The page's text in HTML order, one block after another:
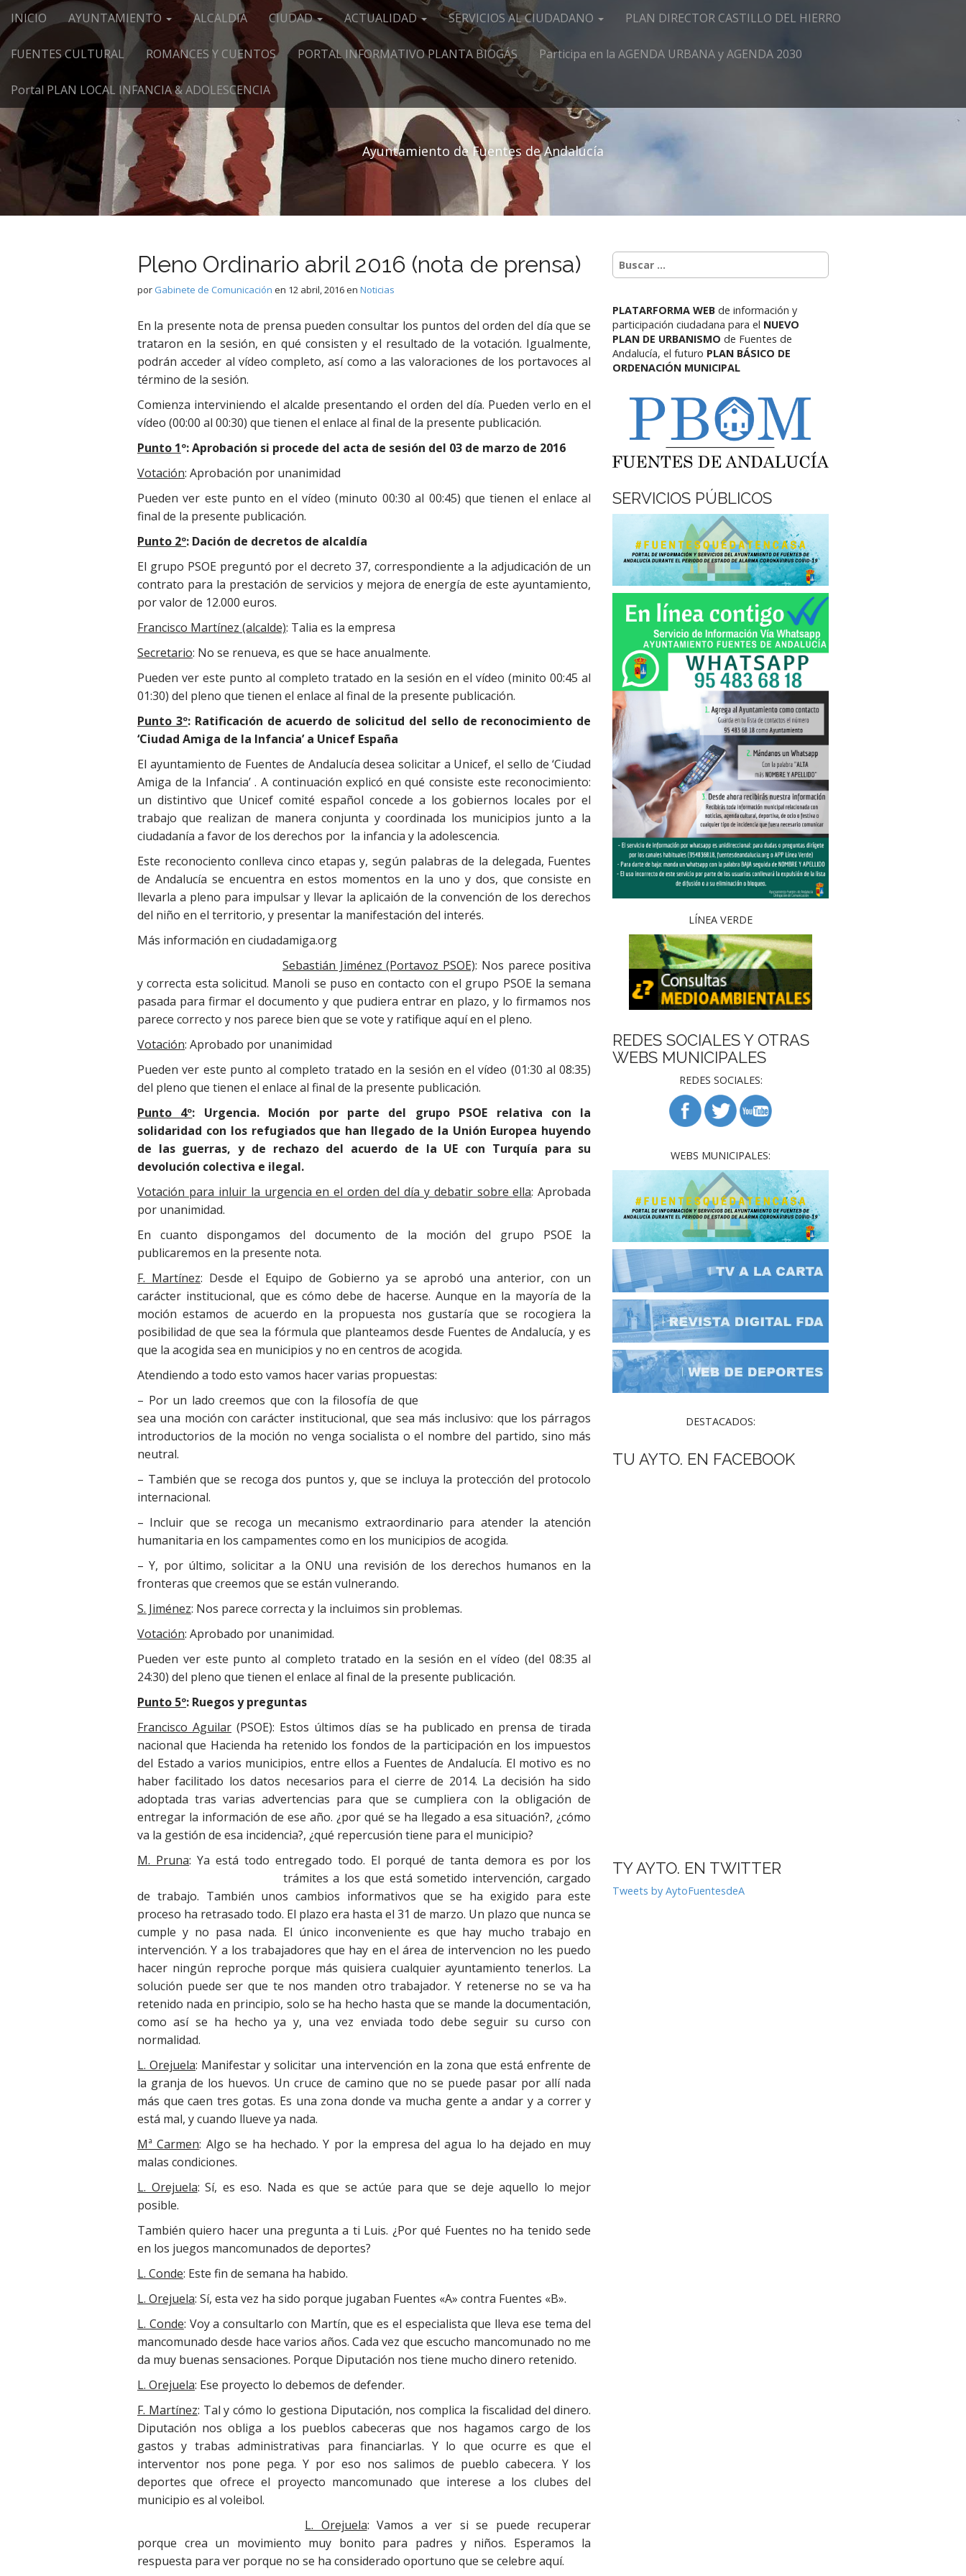
Menú principal
Saltar al contenido
INICIO AYUNTAMIENTO ALCALDIA CIUDAD ACTUALIDAD SERVICIOS AL CIUDADANO PLAN DIRECTOR CASTILLO DEL HIERRO
FUENTES CULTURAL ROMANCES Y CUENTOS PORTAL INFORMATIVO PLANTA BIOGÁS Participa en la AGENDA URBANA y AGENDA 2030
Portal PLAN LOCAL INFANCIA & ADOLESCENCIA
Ayuntamiento de Fuentes de Andalucía
Pleno Ordinario abril 2016 (nota de prensa)
por Gabinete de Comunicación en 12 abril, 2016en Noticias
En la presente nota de prensa pueden consultar los puntos del orden del día que se
trataron en la sesión, en qué consisten y el resultado de la votación. Igualmente,
podrán acceder al vídeo completo, así como a las valoraciones de los portavoces al
término de la sesión.
Comienza interviniendo el alcalde presentando el orden del día. Pueden verlo en el
vídeo (00:00 al 00:30) que tienen el enlace al final de la presente publicación.
Punto 1º: Aprobación si procede del acta de sesión del 03 de marzo de 2016
Votación: Aprobación por unanimidad
Pueden ver este punto en el vídeo (minuto 00:30 al 00:45) que tienen el enlace al
final de la presente publicación.
Punto 2º: Dación de decretos de alcaldía
El grupo PSOE preguntó por el decreto 37, correspondiente a la adjudicación de un
contrato para la prestación de servicios y mejora de energía de este ayuntamiento,
por valor de 12.000 euros.
Francisco Martínez (alcalde): Talia es la empresa
Secretario: No se renueva, es que se hace anualmente.
Pueden ver este punto al completo tratado en la sesión en el vídeo (minito 00:45 al
01:30) del pleno que tienen el enlace al final de la presente publicación.
Punto 3º: Ratificación de acuerdo de solicitud del sello de reconocimiento de
‘Ciudad Amiga de la Infancia’ a Unicef España
El ayuntamiento de Fuentes de Andalucía desea solicitar a Unicef, el sello de ‘Ciudad
Amiga de la Infancia’ . A continuación explicó en qué consiste este reconocimiento:
un distintivo que Unicef comité español concede a los gobiernos locales por el
trabajo que realizan de manera conjunta y coordinada los municipios junto a la
ciudadanía a favor de los derechos por la infancia y la adolescencia.
Este reconociento conlleva cinco etapas y, según palabras de la delegada, Fuentes
de Andalucía se encuentra en estos momentos en la uno y dos, que consiste en
llevarla a pleno para impulsar y llevar la aplicaión de la convención de los derechos
del niño en el territorio, y presentar la manifestación del interés.
Más información en ciudadamiga.org
Sebastián Jiménez (Portavoz PSOE): Nos parece positiva
y correcta esta solicitud. Manoli se puso en contacto con el grupo PSOE la semana
pasada para firmar el documento y que pudiera entrar en plazo, y lo firmamos nos
parece correcto y nos parece bien que se vote y ratifique aquí en el pleno.
Votación: Aprobado por unanimidad
Pueden ver este punto al completo tratado en la sesión en el vídeo (01:30 al 08:35)
del pleno que tienen el enlace al final de la presente publicación.
Punto 4º: Urgencia. Moción por parte del grupo PSOE relativa con la
solidaridad con los refugiados que han llegado de la Unión Europea huyendo
de las guerras, y de rechazo del acuerdo de la UE con Turquía para su
devolución colectiva e ilegal.
Votación para inluir la urgencia en el orden del día y debatir sobre ella: Aprobada
por unanimidad.
En cuanto dispongamos del documento de la moción del grupo PSOE la
publicaremos en la presente nota.
F. Martínez: Desde el Equipo de Gobierno ya se aprobó una anterior, con un
carácter institucional, que es cómo debe de hacerse. Aunque en la mayoría de la
moción estamos de acuerdo en la propuesta nos gustaría que se rocogiera la
posibilidad de que sea la fórmula que planteamos desde Fuentes de Andalucía, y es
que la acogida sea en municipios y no en centros de acogida.
Atendiendo a todo esto vamos hacer varias propuestas:
– Por un lado creemos que con la filosofía de que
sea una moción con carácter institucional, que sea más inclusivo: que los párragos
introductorios de la moción no venga socialista o el nombre del partido, sino más
neutral.
– También que se recoga dos puntos y, que se incluya la protección del protocolo
internacional.
– Incluir que se recoga un mecanismo extraordinario para atender la atención
humanitaria en los campamentes como en los municipios de acogida.
– Y, por último, solicitar a la ONU una revisión de los derechos humanos en la
fronteras que creemos que se están vulnerando.
S. Jiménez: Nos parece correcta y la incluimos sin problemas.
Votación: Aprobado por unanimidad.
Pueden ver este punto al completo tratado en la sesión en el vídeo (del 08:35 al
24:30) del pleno que tienen el enlace al final de la presente publicación.
Punto 5º: Ruegos y preguntas
Francisco Aguilar (PSOE): Estos últimos días se ha publicado en prensa de tirada
nacional que Hacienda ha retenido los fondos de la participación en los impuestos
del Estado a varios municipios, entre ellos a Fuentes de Andalucía. El motivo es no
haber facilitado los datos necesarios para el cierre de 2014. La decisión ha sido
adoptada tras varias advertencias para que se cumpliera con la obligación de
entregar la información de ese año. ¿por qué se ha llegado a esa situación?, ¿cómo
va la gestión de esa incidencia?, ¿qué repercusión tiene para el municipio?
M. Pruna: Ya está todo entregado todo. El porqué de tanta demora es por los
trámites a los que está sometido intervención, cargado
de trabajo. También unos cambios informativos que se ha exigido para este
proceso ha retrasado todo. El plazo era hasta el 31 de marzo. Un plazo que nunca se
cumple y no pasa nada. El único inconveniente es que hay mucho trabajo en
intervención. Y a los trabajadores que hay en el área de intervencion no les puedo
hacer ningún reproche porque más quisiera cualquier ayuntamiento tenerlos. La
solución puede ser que te nos manden otro trabajador. Y retenerse no se va ha
retenido nada en principio, solo se ha hecho hasta que se mande la documentación,
como así se ha hecho ya y, una vez enviada todo debe seguir su curso con
normalidad.
L. Orejuela: Manifestar y solicitar una intervención en la zona que está enfrente de
la granja de los huevos. Un cruce de camino que no se puede pasar por allí nada
más que caen tres gotas. Es una zona donde va mucha gente a andar y a correr y
está mal, y cuando llueve ya nada.
Mª Carmen: Algo se ha hechado. Y por la empresa del agua lo ha dejado en muy
malas condiciones.
L. Orejuela: Sí, es eso. Nada es que se actúe para que se deje aquello lo mejor
posible.
También quiero hacer una pregunta a ti Luis. ¿Por qué Fuentes no ha tenido sede
en los juegos mancomunados de deportes?
L. Conde: Este fin de semana ha habido.
L. Orejuela: Sí, esta vez ha sido porque jugaban Fuentes «A» contra Fuentes «B».
L. Conde: Voy a consultarlo con Martín, que es el especialista que lleva ese tema del
mancomunado desde hace varios años. Cada vez que escucho mancomunado no me
da muy buenas sensaciones. Porque Diputación nos tiene mucho dinero retenido.
L. Orejuela: Ese proyecto lo debemos de defender.
F. Martínez: Tal y cómo lo gestiona Diputación, nos complica la fiscalidad del dinero.
Diputación nos obliga a los pueblos cabeceras que nos hagamos cargo de los
gastos y trabas administrativas para financiarlas. Y lo que ocurre es que el
interventor nos pone pega. Y por eso nos salimos de pueblo cabecera. Y los
deportes que ofrece el proyecto mancomunado que interese a los clubes del
municipio es al voleibol.
L. Orejuela: Vamos aver si se puede recuperar
porque crea un movimiento muy bonito para padres y niños. Esperamos la
respuesta para ver porque no se ha considerado oportuno que se celebre aquí.
PLATARFORMA WEBde información y
participación ciudadana para el NUEVO
PLAN DE URBANISMOde Fuentes de
Andalucía, el futuro PLAN BÁSICO DE
ORDENACIÓN MUNICIPAL
SERVICIOS PÚBLICOS
LÍNEA VERDE
REDES SOCIALES Y OTRAS
WEBS MUNICIPALES
REDES SOCIALES:
WEBS MUNICIPALES:
DESTACADOS:
TU AYTO. EN FACEBOOK
TY AYTO. EN TWITTER
Tweets by AytoFuentesdeA